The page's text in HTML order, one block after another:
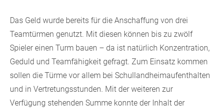
Das Geld wurde bereits für die Anschaffung von drei
Teamtürmen genutzt. Mit diesen können bis zu zwölf
Spieler einen Turm bauen – da ist natürlich Konzentration,
Geduld und Teamfähigkeit gefragt. Zum Einsatz kommen
sollen die Türme vor allem bei Schullandheimaufenthalten
und in Vertretungsstunden. Mit der weiteren zur
Verfügung stehenden Summe konnte der Inhalt der